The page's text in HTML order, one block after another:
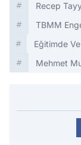
Recep
TBMM
Eğitimde
Mehmet